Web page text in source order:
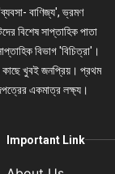
'ব্যবসা- বাণিজ্য', ভ্রমণ
বিশেষ সাপ্তাহিক পাতা
বিভাগ 'বিচিত্রা'।
কাছে খুবই জনপ্রিয়। প্রথম
একমাত্র লক্ষ্য।
Important Link